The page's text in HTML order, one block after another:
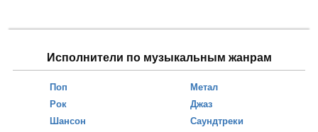
Исполнители по музыкальным жанрам
Поп
Рок
Шансон
Метал
Джаз
Саундтреки